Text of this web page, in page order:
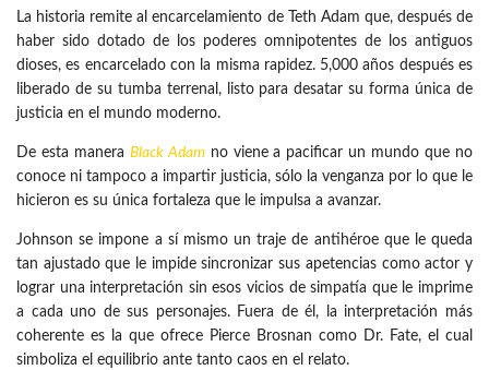
La historia remite al encarcelamiento de Teth Adam que, después de
haber sido dotado de los poderes omnipotentes de los antiguos
dioses, es encarcelado con la misma rapidez. 5,000 años después es
liberado de su tumba terrenal, listo para desatar su forma única de
justicia en el mundo moderno.
De esta manera Black Adamno viene a pacificar un mundo que no
conoce ni tampoco a impartir justicia, sólo la venganza por lo que le
hicieron es su única fortaleza que le impulsa a avanzar.
Johnson se impone a sí mismo un traje de antihéroe que le queda
tan ajustado que le impide sincronizar sus apetencias como actor y
lograr una interpretación sin esos vicios de simpatía que le imprime
a cada uno de sus personajes. Fuera de él, la interpretación más
coherente es la que ofrece Pierce Brosnan como Dr. Fate, el cual
simboliza el equilibrio ante tanto caos en el relato.